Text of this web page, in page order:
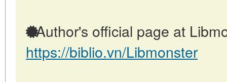
Author's official page at
https://biblio.vn/Libmonster